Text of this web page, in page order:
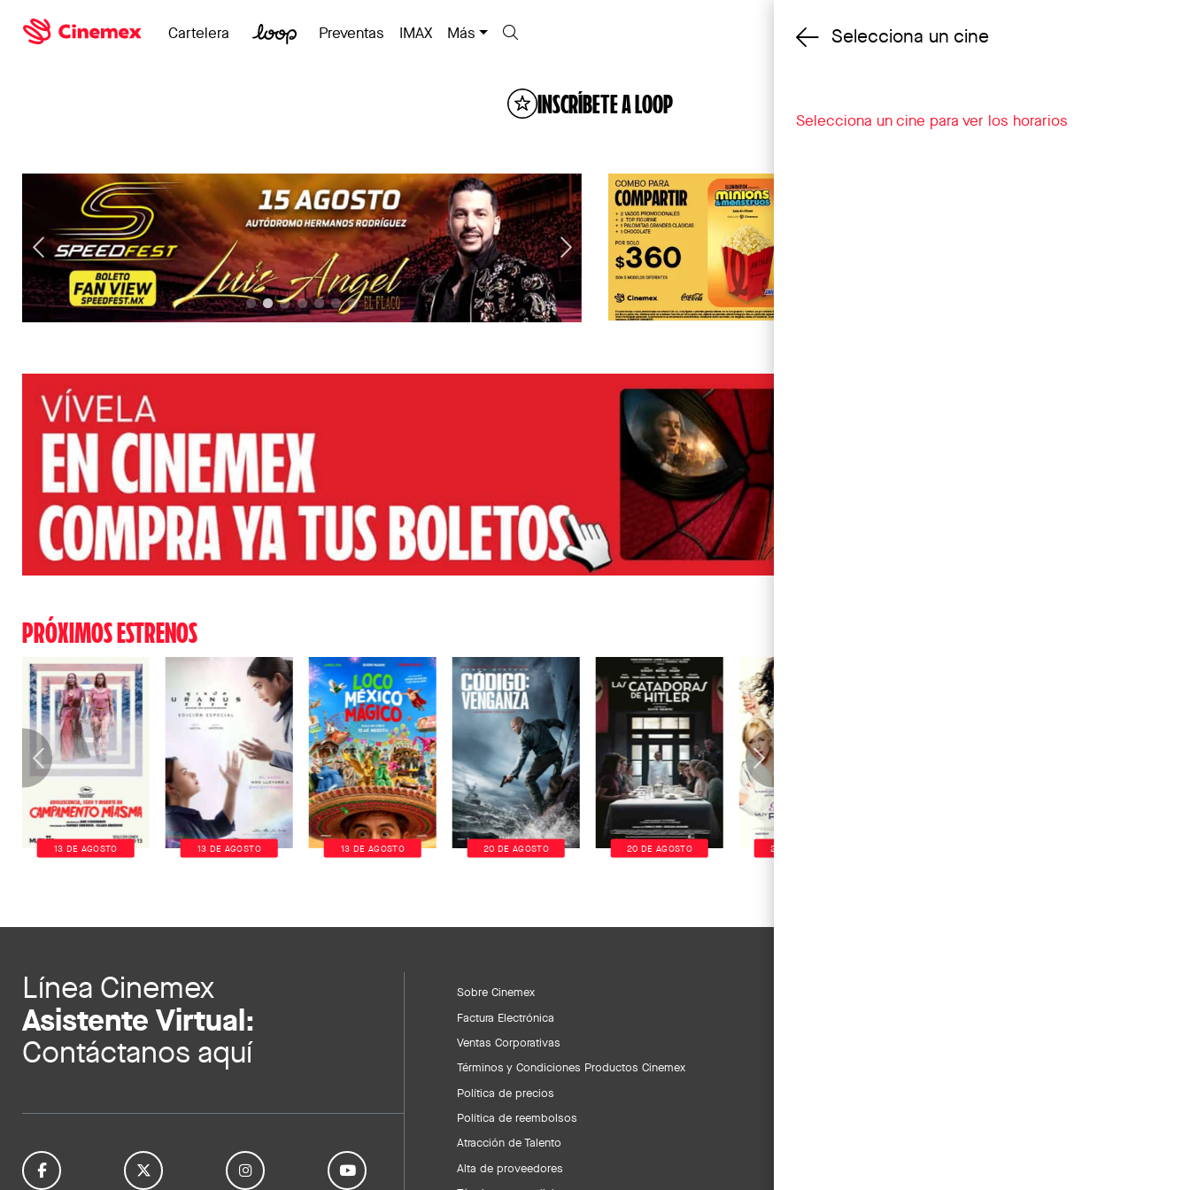
Cambiar cine
Cartelera Preventas IMAX Más
INSCRÍBETE A LOOP
PRÓXIMOS ESTRENOS
13 DE AGOSTO 13 DE AGOSTO 13 DE AGOSTO 20 DE AGOSTO 20 DE AGOSTO 20 DE AGOSTO
Línea Cinemex
Asistente Virtual:
Contáctanos aquí
Sobre Cinemex
Factura Electrónica
Ventas Corporativas
Términos y Condiciones Productos Cinemex
Política de precios
Política de reembolsos
Atracción de Talento
Alta de proveedores
Selecciona un cine
Selecciona un cine para ver los horarios